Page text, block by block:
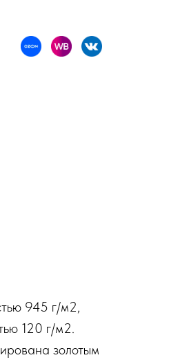
945 г/м2,
120 г/м2.
золотым